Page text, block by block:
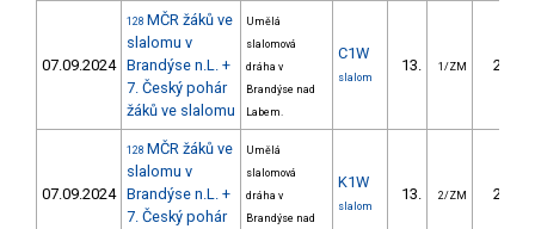
07.09.2024
128 MČR žáků ve
slalomu v
Brandýse n.L. +
7. Český pohár
žáků ve slalomu
Umělá
slalomová
dráha v
Brandýse nad
Labem.
C1W
slalom
13. 1/ZM 24.71
07.09.2024
128 MČR žáků ve
slalomu v
Brandýse n.L. +
7. Český pohár
Umělá
slalomová
dráha v
Brandýse nad
K1W
slalom
13. 2/ZM 24.49